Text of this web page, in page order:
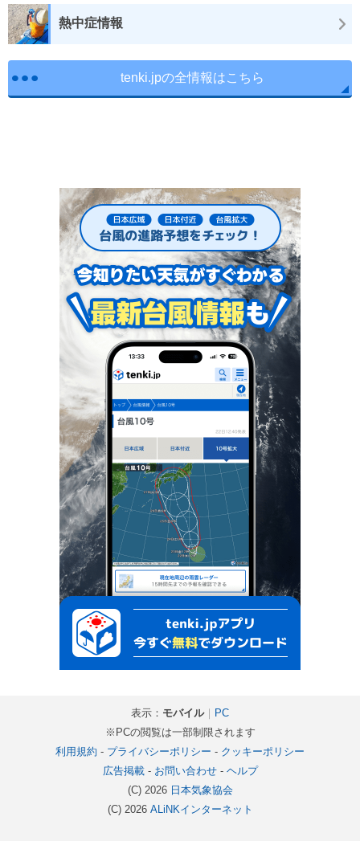
熱中症情報
tenki.jpの全情報はこちら
表示： モバイル｜ PC
※PCの閲覧は一部制限されます
利用規約 - プライバシーポリシー - クッキーポリシー
広告掲載- お問い合わせ- ヘルプ
(C) 2026 日本気象協会
(C) 2026 ALiNKインターネット